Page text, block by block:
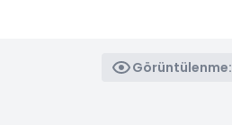
Görüntülenme: